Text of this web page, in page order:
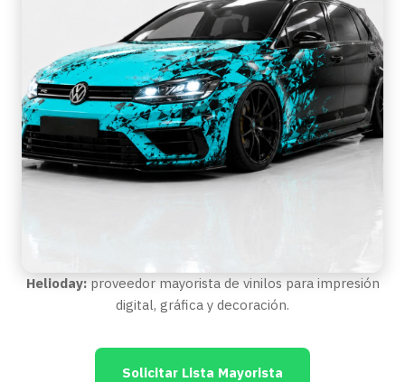
Helioday:proveedor mayorista de vinilos para impresión
digital, gráfica y decoración.
Solicitar Lista Mayorista